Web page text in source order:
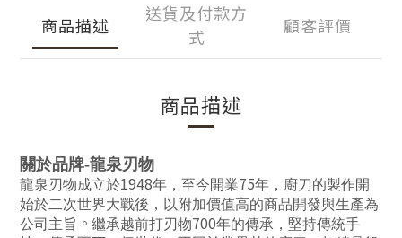
商品描述
送貨及付款方
式
顧客評價
商品描述
關於品牌-龍泉刃物
龍泉刃物成立於1948年，至今開業75年，廚刀的製作開
始於二次世界大戰後，以附加價值高的商品開發與生產為
公司主旨 。 繼承越前打刃物700年的傳承，堅持傳統手